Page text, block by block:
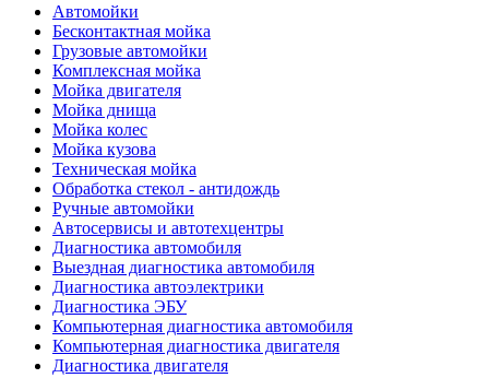
Автомойки
Бесконтактная мойка
Грузовые автомойки
Комплексная мойка
Мойка двигателя
Мойка днища
Мойка колес
Мойка кузова
Техническая мойка
Обработка стекол - антидождь
Ручные автомойки
Автосервисы и автотехцентры
Диагностика автомобиля
Выездная диагностика автомобиля
Диагностика автоэлектрики
Диагностика ЭБУ
Компьютерная диагностика автомобиля
Компьютерная диагностика двигателя
Диагностика двигателя